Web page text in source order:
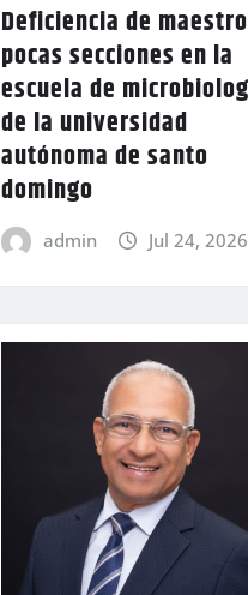
Deficiencia de
pocas secciones en la
escuela de
de la universidad
autónoma de santo
domingo
admin Jul 24, 2026